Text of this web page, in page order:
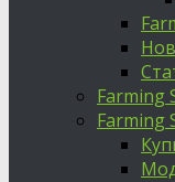
Farming
Farming